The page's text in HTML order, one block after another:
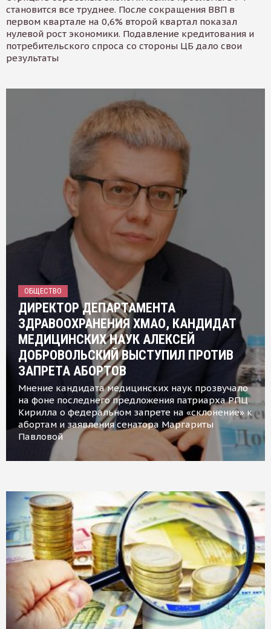
становится все труднее. После сокращения ВВП в
первом квартале на 0,6% второй квартал показал
нулевой рост экономики. Подавление кредитования и
потребительского спроса со стороны ЦБ дало свои
результаты
ОБЩЕСТВО
ДИРЕКТОР ДЕПАРТАМЕНТА
ЗДРАВООХРАНЕНИЯ ХМАО, КАНДИДАТ
МЕДИЦИНСКИХ НАУК АЛЕКСЕЙ
ДОБРОВОЛЬСКИЙ ВЫСТУПИЛ ПРОТИВ
ЗАПРЕТА АБОРТОВ
Мнение кандидата медицинских наук прозвучало
на фоне последнего предложения патриарха РПЦ
Кирилла о федеральном запрете на «склонение» к
абортам и заявления сенатора Маргариты
Павловой